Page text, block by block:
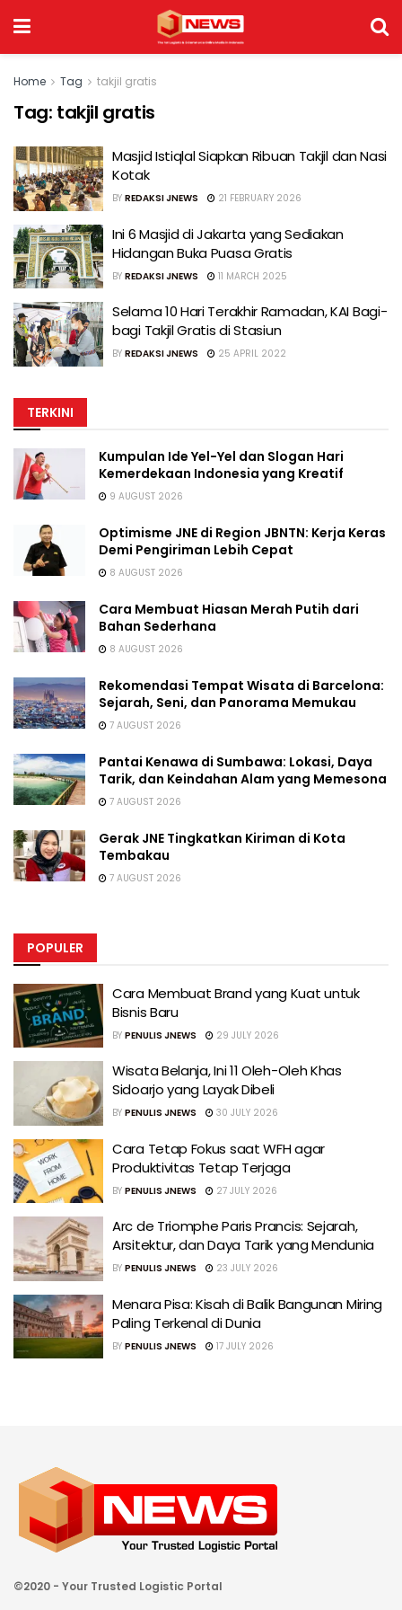
Home Tag takjil gratis
Tag: takjil gratis
Masjid Istiqlal Siapkan Ribuan Takjil dan Nasi
Kotak
BY REDAKSI JNEWS 21 FEBRUARY 2026
Ini 6 Masjid di Jakarta yang Sediakan
Hidangan Buka Puasa Gratis
BY REDAKSI JNEWS 11 MARCH 2025
Selama 10 Hari Terakhir Ramadan, KAI Bagi-
bagi Takjil Gratis di Stasiun
BY REDAKSI JNEWS 25 APRIL 2022
TERKINI
Kumpulan Ide Yel-Yel dan Slogan Hari
Kemerdekaan Indonesia yang Kreatif
9 AUGUST 2026
Optimisme JNE di Region JBNTN: Kerja Keras
Demi Pengiriman Lebih Cepat
8 AUGUST 2026
Cara Membuat Hiasan Merah Putih dari
Bahan Sederhana
8 AUGUST 2026
Rekomendasi Tempat Wisata di Barcelona:
Sejarah, Seni, dan Panorama Memukau
7 AUGUST 2026
Pantai Kenawa di Sumbawa: Lokasi, Daya
Tarik, dan Keindahan Alam yang Memesona
7 AUGUST 2026
Gerak JNE Tingkatkan Kiriman di Kota
Tembakau
7 AUGUST 2026
POPULER
Cara Membuat Brand yang Kuat untuk
Bisnis Baru
BY PENULIS JNEWS 29 JULY 2026
Wisata Belanja, Ini 11 Oleh-Oleh Khas
Sidoarjo yang Layak Dibeli
BY PENULIS JNEWS 30 JULY 2026
Cara Tetap Fokus saat WFH agar
Produktivitas Tetap Terjaga
BY PENULIS JNEWS 27 JULY 2026
Arc de Triomphe Paris Prancis: Sejarah,
Arsitektur, dan Daya Tarik yang Mendunia
BY PENULIS JNEWS 23 JULY 2026
Menara Pisa: Kisah di Balik Bangunan Miring
Paling Terkenal di Dunia
BY PENULIS JNEWS 17 JULY 2026
©2020 - Your Trusted Logistic Portal